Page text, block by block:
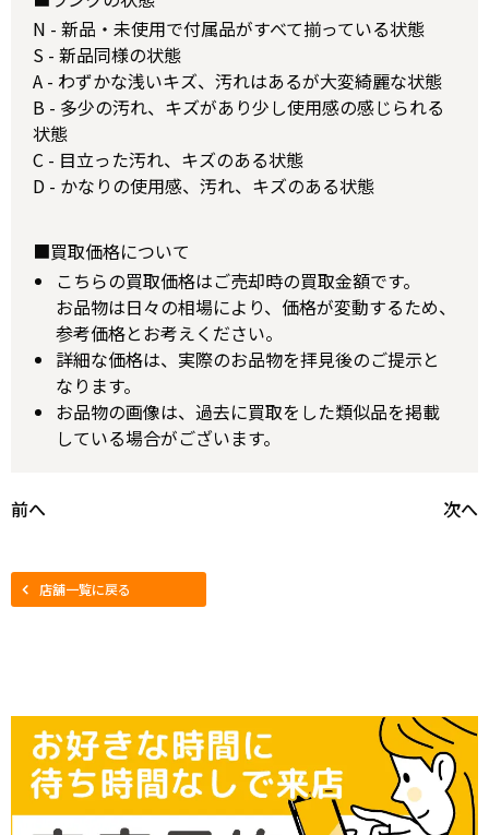
N - 新品・未使用で付属品がすべて揃っている状態
S - 新品同様の状態
A - わずかな浅いキズ、汚れはあるが大変綺麗な状態
B - 多少の汚れ、キズがあり少し使用感の感じられる
状態
C - 目立った汚れ、キズのある状態
D - かなりの使用感、汚れ、キズのある状態
■買取価格について
こちらの買取価格はご売却時の買取金額です。
お品物は日々の相場により、価格が変動するため、
参考価格とお考えください。
詳細な価格は、実際のお品物を拝見後のご提示と
なります。
お品物の画像は、過去に買取をした類似品を掲載
している場合がございます。
前へ 次へ
店舗一覧に戻る